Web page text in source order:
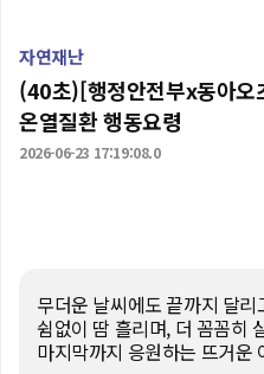
자연재난
(40초)[행정안전부x동아오
온열질환 행동요령
2026-06-23 17:19:08.0
무더운 날씨에도 끝까지 달리
쉼없이 땀 흘리며, 더 꼼꼼히
마지막까지 응원하는 뜨거운